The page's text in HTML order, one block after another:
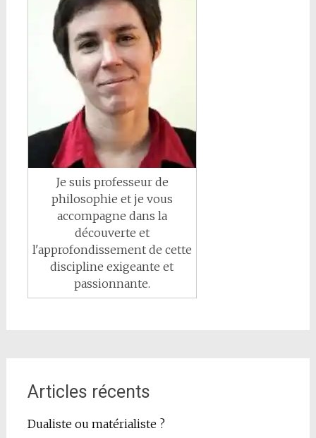
Je suis professeur de
philosophie et je vous
accompagne dans la
découverte et
l'approfondissement de cette
discipline exigeante et
passionnante.
Articles récents
Dualiste ou matérialiste ?